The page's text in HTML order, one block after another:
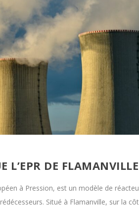
L’EPR DE
à Pression, est un modèle de
Situé à Flamanville, sur la